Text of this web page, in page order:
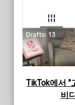
TikTok에서 "
비